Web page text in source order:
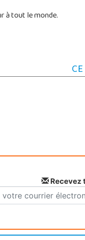
à tout le monde.
Recevez